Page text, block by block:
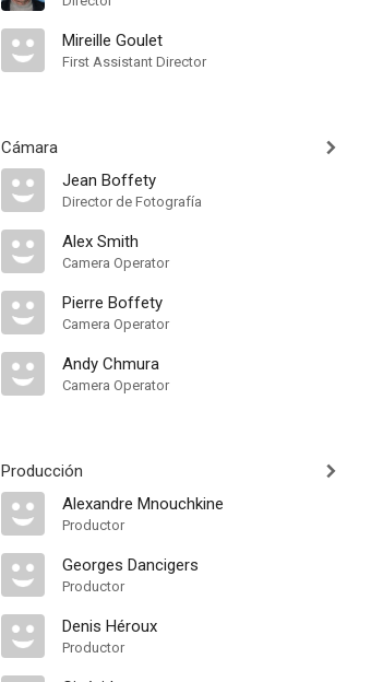
Mireille Goulet
First Assistant Director
Cámara
Jean Boffety
Director de Fotografía
Alex Smith
Camera Operator
Pierre Boffety
Camera Operator
Andy Chmura
Camera Operator
Producción
Alexandre Mnouchkine
Productor
Georges Dancigers
Productor
Denis Héroux
Productor